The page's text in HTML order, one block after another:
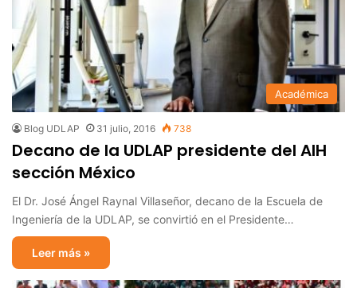
Académica
Blog UDLAP 31 julio, 2016 738
Decano de la UDLAP presidente del AIH
sección México
El Dr. José Ángel Raynal Villaseñor, decano de la Escuela de
Ingeniería de la UDLAP, se convirtió en el Presidente…
Leer más »